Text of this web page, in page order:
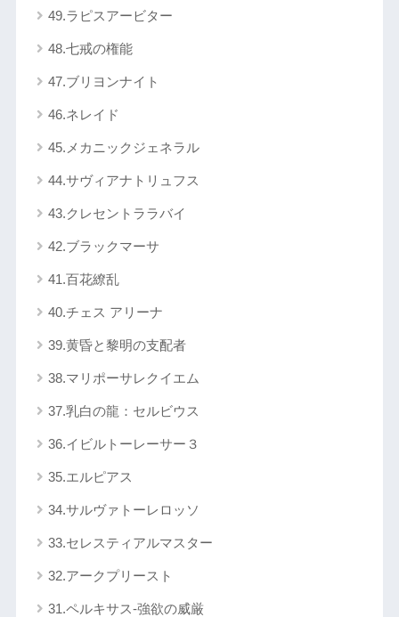
49.ラピスアービター
48.七戒の権能
47.ブリヨンナイト
46.ネレイド
45.メカニックジェネラル
44.サヴィアナトリュフス
43.クレセントララバイ
42.ブラックマーサ
41.百花繚乱
40.チェス アリーナ
39.黄昏と黎明の支配者
38.マリポーサレクイエム
37.乳白の龍：セルビウス
36.イビルトーレーサー３
35.エルピアス
34.サルヴァトーレロッソ
33.セレスティアルマスター
32.アークプリースト
31.ペルキサス-強欲の威厳